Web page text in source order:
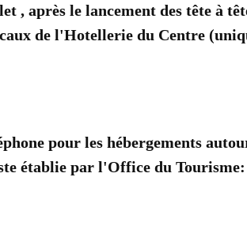
, après le lancement des tête à
de l'Hotellerie du Centre
pour les hébergements
établie par l'Office du Tourisme: